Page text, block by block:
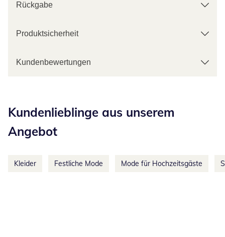
Rückgabe
Produktsicherheit
Kundenbewertungen
Kundenlieblinge aus unserem
Angebot
Kleider Festliche Mode Mode für Hochzeitsgäste